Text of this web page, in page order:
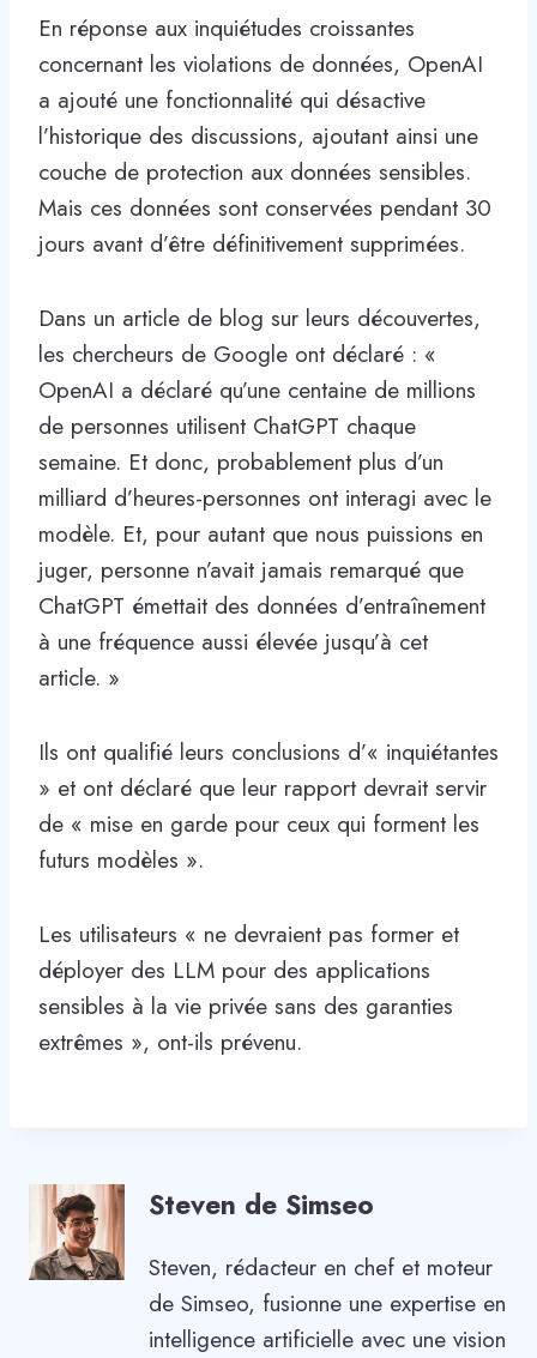
En réponse aux inquiétudes croissantes
concernant les violations de données, OpenAI
a ajouté une fonctionnalité qui désactive
l’historique des discussions, ajoutant ainsi une
couche de protection aux données sensibles.
Mais ces données sont conservées pendant 30
jours avant d’être définitivement supprimées.
Dans un article de blog sur leurs découvertes,
les chercheurs de Google ont déclaré : «
OpenAI a déclaré qu’une centaine de millions
de personnes utilisent ChatGPT chaque
semaine. Et donc, probablement plus d’un
milliard d’heures-personnes ont interagi avec le
modèle. Et, pour autant que nous puissions en
juger, personne n’avait jamais remarqué que
ChatGPT émettait des données d’entraînement
à une fréquence aussi élevée jusqu’à cet
article. »
Ils ont qualifié leurs conclusions d’« inquiétantes
» et ont déclaré que leur rapport devrait servir
de « mise en garde pour ceux qui forment les
futurs modèles ».
Les utilisateurs « ne devraient pas former et
déployer des LLM pour des applications
sensibles à la vie privée sans des garanties
extrêmes », ont-ils prévenu.
Steven de Simseo
Steven, rédacteur en chef et moteur
de Simseo, fusionne une expertise en
intelligence artificielle avec une vision